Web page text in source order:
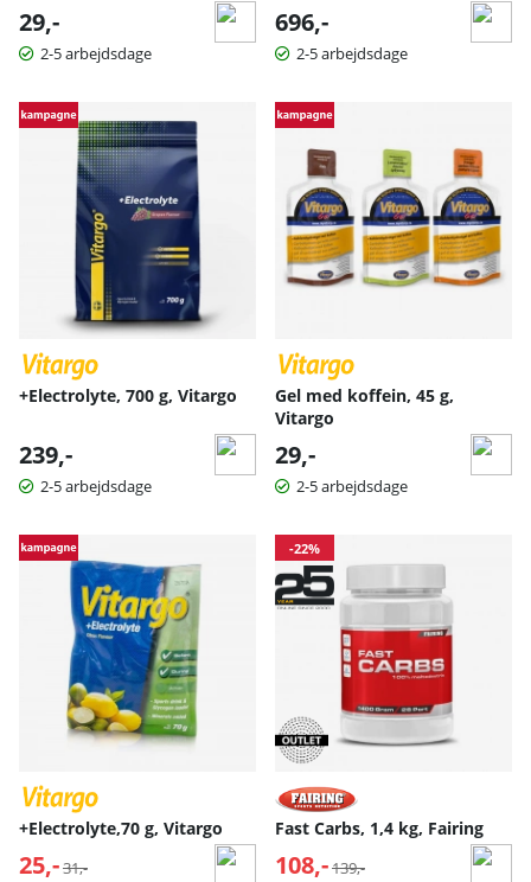
29,-
2-5 arbejdsdage
696,-
2-5 arbejdsdage
+Electrolyte, 700 g, Vitargo
239,-
2-5 arbejdsdage
Gel med koffein, 45 g,
Vitargo
29,-
2-5 arbejdsdage
+Electrolyte,70 g, Vitargo
25,- Normalpris:
31,-
-22%
Fast Carbs, 1,4 kg, Fairing
108,- Normalpris:
139,-